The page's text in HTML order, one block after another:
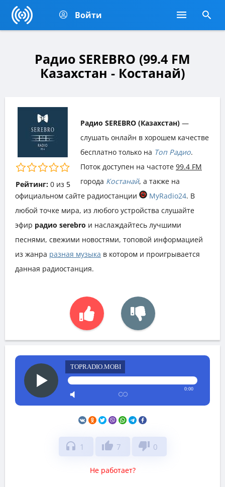
Войти
Радио SEREBRO (99.4 FM
Казахстан - Костанай)
Рейтинг: 0из 5
Радио SEREBRO (Казахстан) —
слушать онлайн в хорошем качестве
бесплатно только на Топ Радио.
Поток доступен на частоте 99.4 FM
города Костанай, а также на
официальном сайте радиостанции
MyRadio24. В
любой точке мира, из любого устройства слушайте
эфир радио serebro и наслаждайтесь лучшими
песнями, свежими новостями, топовой информацией
из жанра разная музыка в котором и проигрывается
данная радиостанция.
TOPRADIO.MOBI
0:00
headphones 1 thumb_up 7 thumb_down 0
Не работает?